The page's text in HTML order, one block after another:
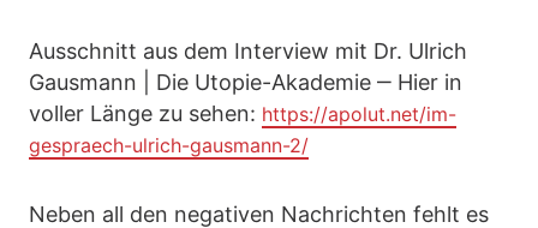
Ausschnitt aus dem Interview mit Dr. Ulrich
Gausmann | Die Utopie-Akademie ‒ Hier in
voller Länge zu sehen: https://apolut.net/im-
gespraech-ulrich-gausmann-2/
Neben all den negativen Nachrichten fehlt es